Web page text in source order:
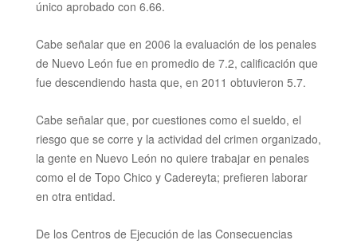
único aprobado con 6.66.
Cabe señalar que en 2006 la evaluación de los penales
de Nuevo León fue en promedio de 7.2, calificación que
fue descendiendo hasta que, en 2011 obtuvieron 5.7.
Cabe señalar que, por cuestiones como el sueldo, el
riesgo que se corre y la actividad del crimen organizado,
la gente en Nuevo León no quiere trabajar en penales
como el de Topo Chico y Cadereyta; prefieren laborar
en otra entidad.
De los Centros de Ejecución de las Consecuencias